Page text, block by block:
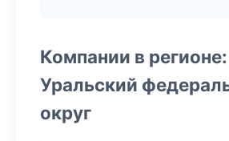
Компании в регионе:
Уральский
округ